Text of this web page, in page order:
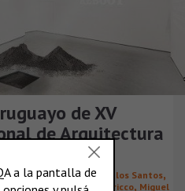
de XV
de Arquitectura
Allué, José de los Santos,
Mateo Vidal ,Marcelo Staricco, Miguel